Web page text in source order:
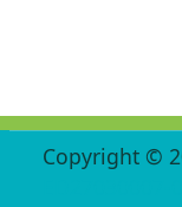
Copyright ©